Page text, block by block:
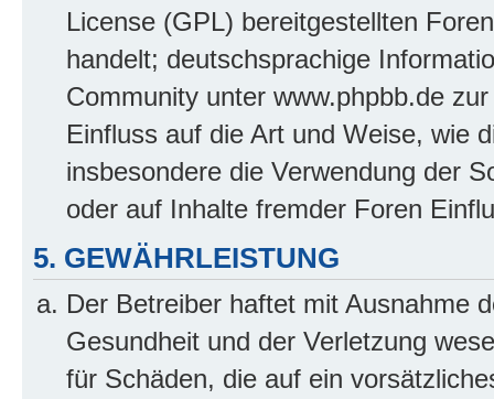
License (GPL) bereitgestellten
handelt; deutschsprachige
Community unter www.phpbb.de
Einfluss auf die Art und Weise, wie
insbesondere die Verwendung der
oder auf Inhalte fremder Foren
5. GEWÄHRLEISTUNG
Der Betreiber haftet mit Ausnahme
Gesundheit und der Verletzung
für Schäden, die auf ein